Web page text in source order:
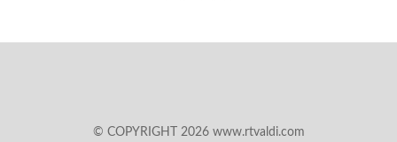
© COPYRIGHT 2026 www.rtvaldi.com